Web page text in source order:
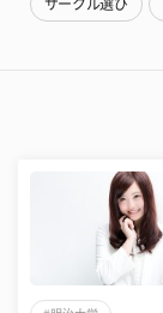
サークル選び